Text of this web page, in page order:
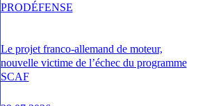
Le projet franco-allemand de moteur,
nouvelle victime de l’échec du programme
SCAF
PRODÉFENSE